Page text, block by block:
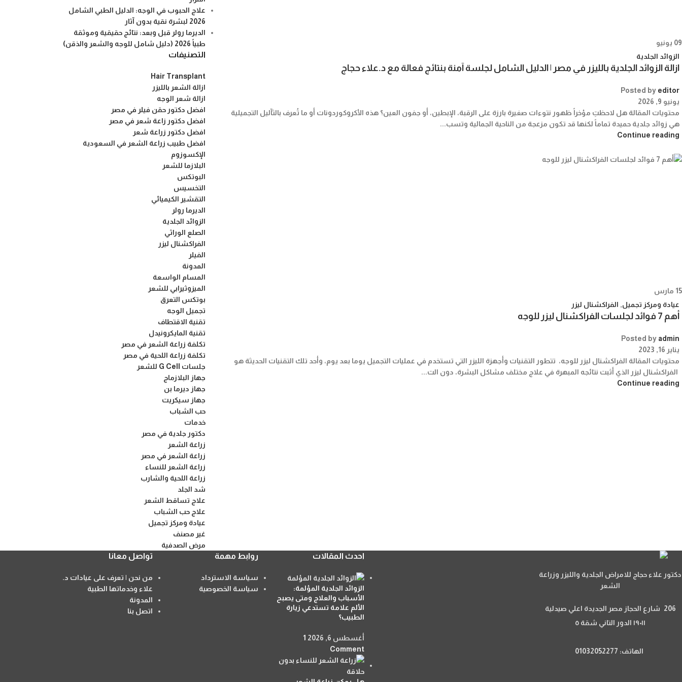
09 يونيو
الزوائد الجلدية
ازالة الزوائد الجلدية بالليزر في مصر | الدليل الشامل لجلسة آمنة بنتائج فعالة مع د.علاء حجاج
Posted by editor
يونيو 9, 2026
محتويات المقالة هل لاحظتِ مؤخراً ظهور نتوءات صغيرة بارزة على الرقبة، الإبطين، أو جفون العين؟ هذه الأكروكوردونات أو ما تُعرف بالثآليل التجميلية
هي زوائد جلدية حميدة تماماً لكنها قد تكون مزعجة من الناحية الجمالية وتسب...
Continue reading
15 مارس
عيادة ومركز تجميل, الفراكشنال ليزر
أهم 7 فوائد لجلسات الفراكشنال ليزر للوجه
Posted by admin
يناير 16, 2023
محتويات المقالة الفراكشنال ليزر للوجه، تتطور التقنيات وأجهزة الليزر التي تستخدم في عمليات التجميل يوما بعد يوم، وأحد تلك التقنيات الحديثة هو
الفراكشنال ليزر الذي أثبت نتائجه المبهرة في علاج مختلف مشاكل البشرة، دون الت...
Continue reading
علاج الحبوب في الوجه: الدليل الطبي الشامل
2026 لبشرة نقية بدون آثار
الديرما رولر قبل وبعد: نتائج حقيقية وموثقة
طبياً 2026 (دليل شامل للوجه والشعر والذقن)
التصنيفات
Hair Transplant
ازالة الشعر بالليزر
ازالة شعر الوجه
افضل دكتور حقن فيلر في مصر
افضل دكتور زاعة شعر في مصر
افضل دكتور زراعة شعر
افضل طبيب زراعة الشعر في السعودية
الإكسوزوم
البلازما للشعر
البوتكس
التخسيس
التقشير الكيميائي
الديرما رولر
الزوائد الجلدية
الصلع الوراثي
الفراكشنال ليزر
الفيلر
المدونة
المسام الواسعة
الميزوثيرابي للشعر
بوتكس التعرق
تجميل الوجه
تقنية الاقتطاف
تقنية المايكرونيدل
تكلفة زراعة الشعر في مصر
تكلفة زراعة اللحية في مصر
جلسات G Cell للشعر
جهاز البلازماج
جهاز ديرما بن
جهاز سيكريت
حب الشباب
خدمات
دكتور جلدية في مصر
زراعة الشعر
زراعة الشعر في مصر
زراعة الشعر للنساء
زراعة اللحية والشارب
شد الجلد
علاج تساقط الشعر
علاج حب الشباب
عيادة ومركز تجميل
غير مصنف
مرض الصدفية
دكتور علاء حجاج للامراض الجلدية والليزر وزراعة
الشعر
206 شارع الحجاز مصر الجديدة اعلي صيدلية
١٩٠١١ الدور التاني شقة ٥
الهاتف: 01032052277
احدث المقالات
الزوائد الجلدية المؤلمة:
الأسباب والعلاج ومتى يصبح
الألم علامة تستدعي زيارة
الطبيب؟
أغسطس 6, 2026
1
Comment
روابط مهمة
سياسة الاسترداد
سياسة الخصوصية
تواصل معانا
من نحن | تعرف على عيادات د.
علاء وخدماتها الطبية
المدونة
اتصل بنا